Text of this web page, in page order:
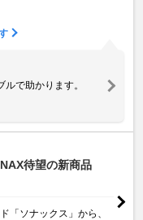
で助かります。
待望の新商品
「ソナックス」から、